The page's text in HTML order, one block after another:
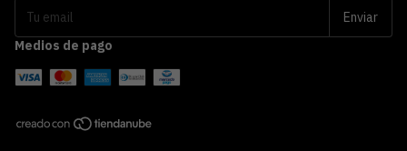
Medios de pago